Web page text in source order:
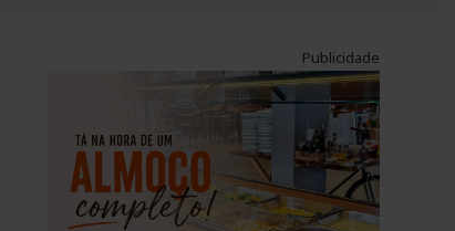
Publicidade